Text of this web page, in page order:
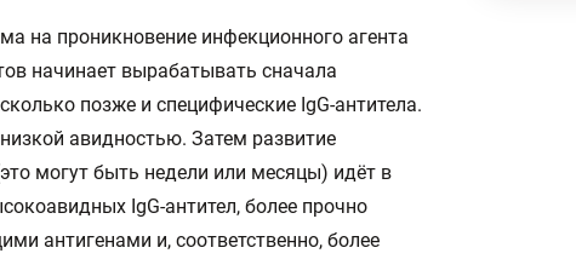
на проникновение инфекционного агента
начинает вырабатывать сначала
позже и специфические IgG-антитела.
авидностью. Затем развитие
могут быть недели или месяцы) идёт в
IgG-антител, более прочно
антигенами и, соответственно, более